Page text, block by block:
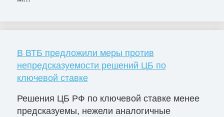
В ВТБ предложили меры против
непредсказуемости решений ЦБ по
ключевой ставке
Решения ЦБ РФ по ключевой ставке менее
предсказуемы, нежели аналогичные